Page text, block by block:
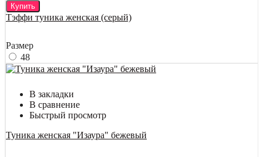
Купить
Тэффи туника женская (серый)
Размер
48
В закладки
В сравнение
Быстрый просмотр
Туника женская "Изаура" бежевый